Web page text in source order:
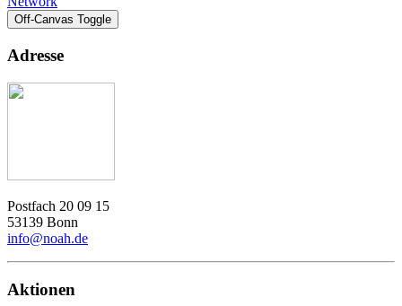
Off-Canvas Toggle
Adresse
Postfach 20 09 15
53139 Bonn
info@noah.de
Aktionen